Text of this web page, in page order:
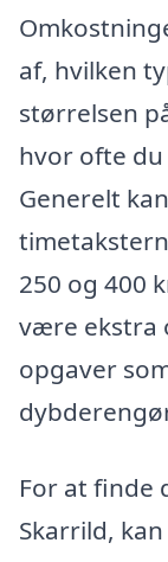
af, hvilken
størrelsen
hvor ofte
Generelt
250 og 400
være ekstra
opgaver
For at finde
Skarrild,